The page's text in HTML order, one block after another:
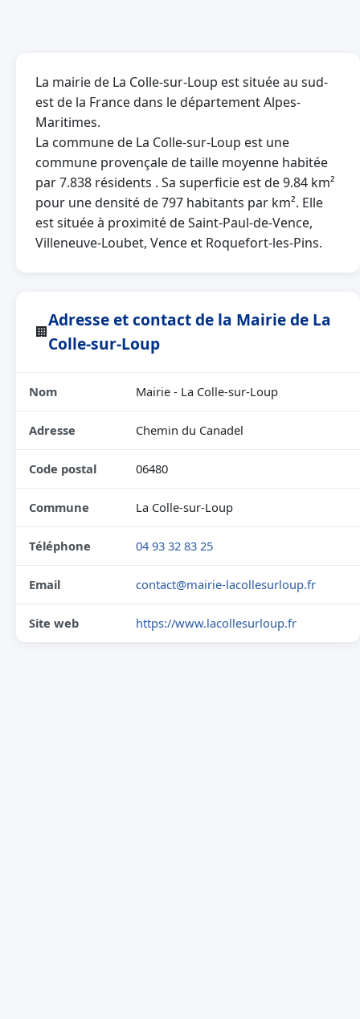
La mairie de La Colle-sur-Loup est située au sud-
est de la France dans le département Alpes-
Maritimes.
La commune de La Colle-sur-Loup est une
commune provençale de taille moyenne habitée
par 7.838 résidents . Sa superficie est de 9.84 km²
pour une densité de 797 habitants par km². Elle
est située à proximité de Saint-Paul-de-Vence,
Villeneuve-Loubet, Vence et Roquefort-les-Pins.
🏢
Adresse et contact de la Mairie de La
Colle-sur-Loup
Nom Mairie - La Colle-sur-Loup
Adresse Chemin du Canadel
Code postal 06480
Commune La Colle-sur-Loup
Téléphone 04 93 32 83 25
Email contact@mairie-lacollesurloup.fr
Site web https://www.lacollesurloup.fr